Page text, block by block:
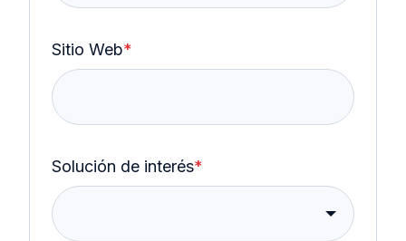
Sitio Web*
Solución de interés*